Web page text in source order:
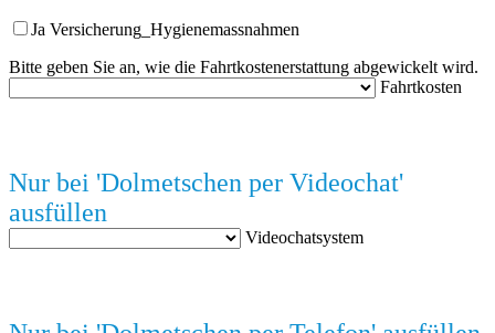
Ja Versicherung_Hygienemassnahmen
Bitte geben Sie an, wie die Fahrtkostenerstattung abgewickelt wird.
Fahrtkosten
Nur bei 'Dolmetschen per Videochat'
ausfüllen
Videochatsystem